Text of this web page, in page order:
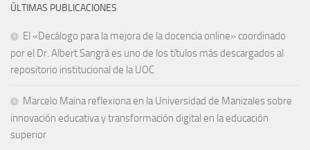
ÚLTIMAS PUBLICACIONES
El «Decálogo para la mejora de la docencia online» coordinado
por el Dr. Albert Sangrà es uno de los títulos más descargados al
repositorio institucional de la UOC
Marcelo Maina reflexiona en la Universidad de Manizales sobre
innovación educativa y transformación digital en la educación
superior